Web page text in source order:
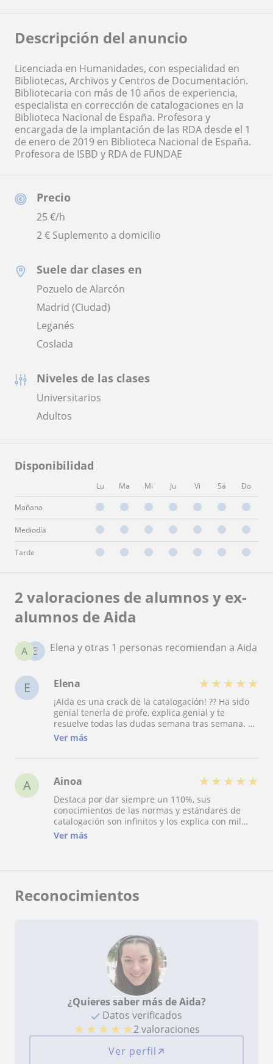
Precio
25€/h
2 € Suplemento a domicilio
Suele dar clases en
Pozuelo de Alarcón
Madrid (Ciudad)
Leganés
Coslada
Niveles de las clases
Universitarios
Adultos
Disponibilidad
Lu Ma Mi Ju Vi Sá Do
Mañana
Mediodía
Tarde
Descripción del anuncio
Licenciada en Humanidades, con especialidad en
Bibliotecas, Archivos y Centros de Documentación.
Bibliotecaria con más de 10 años de experiencia,
especialista en corrección de catalogaciones en la
Biblioteca Nacional de España. Profesora y
encargada de la implantación de las RDA desde el 1
de enero de 2019 en Biblioteca Nacional de España.
Profesora de ISBD y RDA de FUNDAE
2 valoraciones de alumnos y ex-
alumnos de Aida
E
A Elena y otras 1 personas recomiendan a Aida
E Elena ★ ★ ★ ★ ★
¡Aida es una crack de la catalogación! ?? Ha sido
genial tenerla de profe, explica genial y te
resuelve todas las dudas semana tras semana. La
súper recomiendo porque a mí me ha ayudado
amenas. ??
Ver más
A Ainoa ★ ★ ★ ★ ★
Destaca por dar siempre un 110%, sus
conocimientos de las normas y estándares de
catalogación son infinitos y los explica con mil
ejemplos y de manera que consigues interiorizar
Ver más
Reconocimientos
¿Quieres saber más de Aida?
Datos verificados
★ ★ ★ ★ ★2 valoraciones
Ver perfil